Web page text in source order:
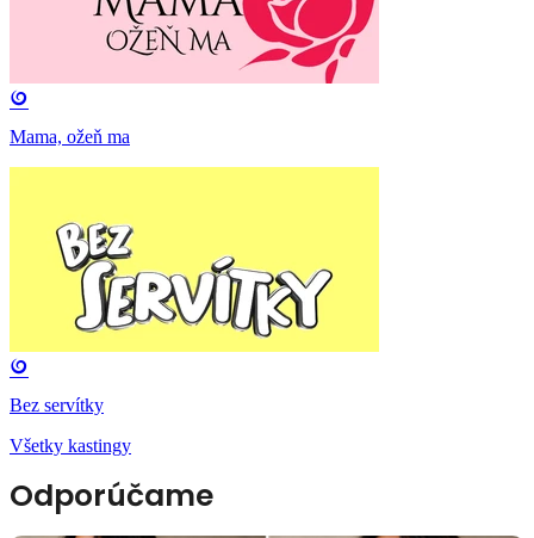
Mama, ožeň ma
Bez servítky
Všetky kastingy
Odporúčame